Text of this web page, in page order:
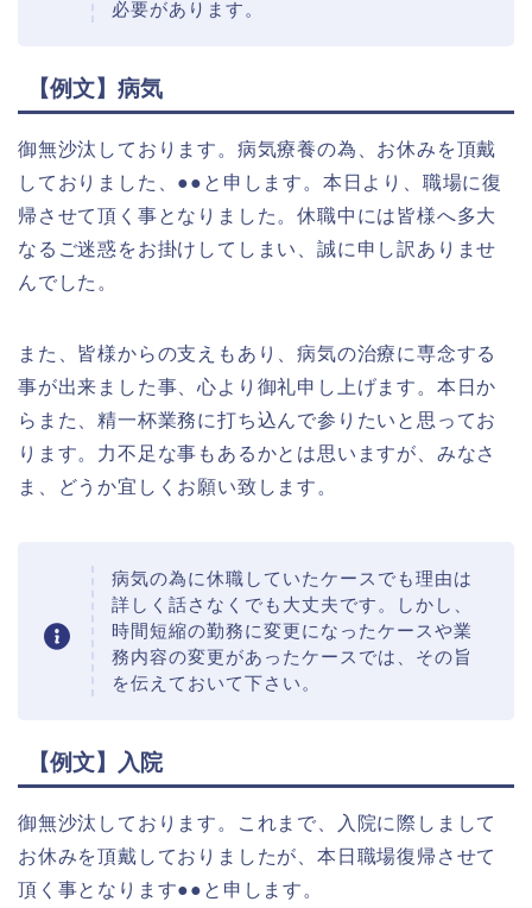
必要があります。
【例文】病気
御無沙汰しております。病気療養の為、お休みを頂戴
しておりました、●●と申します。本日より、職場に復
帰させて頂く事となりました。休職中には皆様へ多大
なるご迷惑をお掛けしてしまい、誠に申し訳ありませ
んでした。
また、皆様からの支えもあり、病気の治療に専念する
事が出来ました事、心より御礼申し上げます。本日か
らまた、精一杯業務に打ち込んで参りたいと思ってお
ります。力不足な事もあるかとは思いますが、みなさ
ま、どうか宜しくお願い致します。
病気の為に休職していたケースでも理由は
詳しく話さなくでも大丈夫です。しかし、
時間短縮の勤務に変更になったケースや業
務内容の変更があったケースでは、その旨
を伝えておいて下さい。
【例文】入院
御無沙汰しております。これまで、入院に際しまして
お休みを頂戴しておりましたが、本日職場復帰させて
頂く事となります●●と申します。